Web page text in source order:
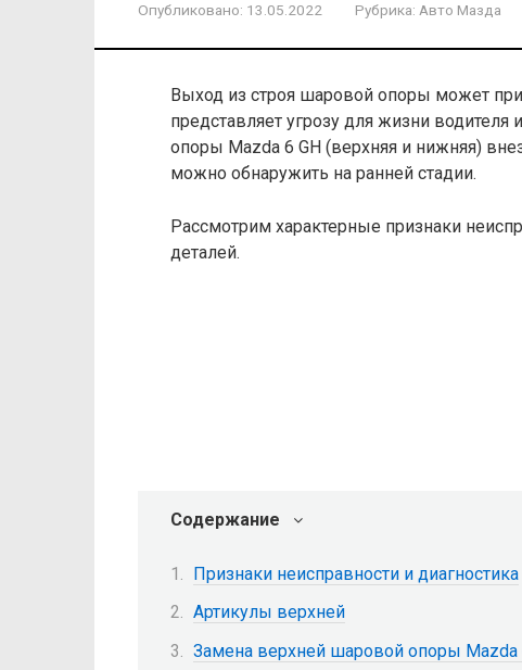
Опубликовано: 13.05.2022 Рубрика: Авто Мазда
Выход из строя шаровой опоры может
представляет угрозу для жизни
опоры Mazda 6 GH (верхняя и нижняя)
можно обнаружить на ранней стадии.
Рассмотрим характерные признаки
деталей.
Содержание
Признаки неисправности и диагностика
Артикулы верхней
Замена верхней шаровой опоры Mazda